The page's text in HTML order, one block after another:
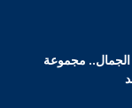
مجموعة